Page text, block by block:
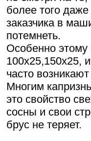
более того даже
заказчика в
потемнеть.
Особенно этому
100х25,150х25,
часто
Многим
это свойство
сосны и свои
брус не теряет.